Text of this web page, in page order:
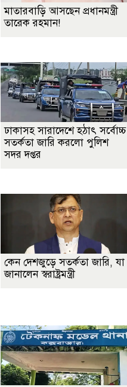
মাতারবাড়ি আসছেন প্রধানমন্ত্রী
তারেক রহমান!
ঢাকাসহ সারাদেশে হঠাৎ সর্বোচ্চ
সতর্কতা জা‌রি করলো পুলিশ
সদর দপ্তর
কেন দেশজুড়ে সতর্কতা জারি, যা
জানালেন স্বরাষ্ট্রমন্ত্রী